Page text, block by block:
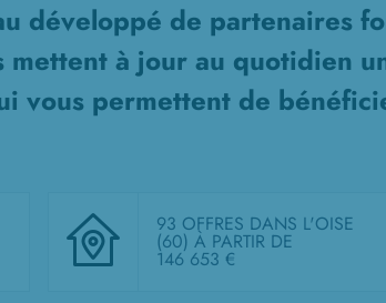
développé de partenaires
mettent à jour au quotidien
vous permettent de
93 OFFRES DANS L'OISE
(60)À PARTIR DE
146 653 €